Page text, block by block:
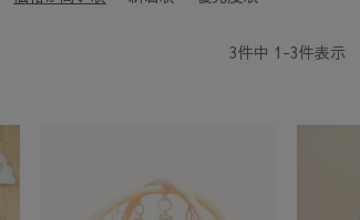
3件中 1 -3件表示